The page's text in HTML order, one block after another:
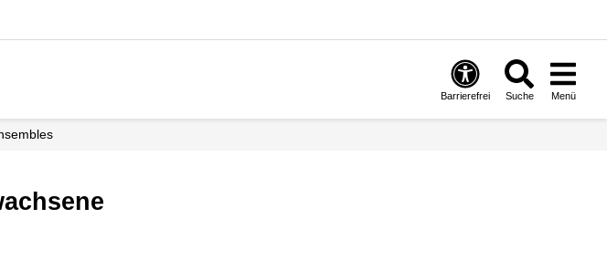
Barrierefrei Suche Menü